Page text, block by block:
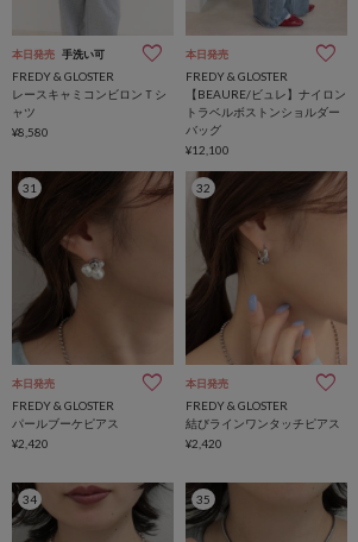
本日発売 手洗い可
FREDY & GLOSTER
レースキャミコンビロンＴシ
ャツ
¥8,580
本日発売
FREDY & GLOSTER
【BEAURE/ビュレ】ナイロン
トラベルボストンショルダー
バッグ
¥12,100
31
本日発売
FREDY & GLOSTER
パールブーケピアス
¥2,420
32
本日発売
FREDY & GLOSTER
結びラインワンタッチピアス
¥2,420
34 35